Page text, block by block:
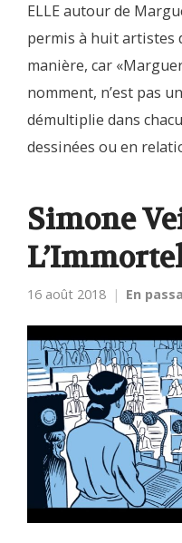
ELLE autour de
permis à huit artistes
manière, car
nomment, n’est pas
démultiplie dans
dessinées ou en
Simone
16 août 2018 En